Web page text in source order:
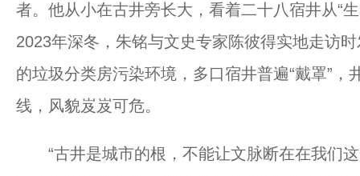
者。他从小在古井旁长大，看着二十八宿井从“
2023年深冬，朱铭与文史专家陈彼得实地走访
的垃圾分类房污染环境，多口宿井普遍“戴罩”
线，风貌岌岌可危。
“古井是城市的根，不能让文脉断在在我们这